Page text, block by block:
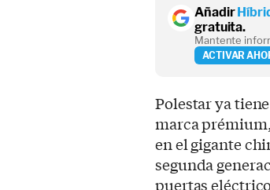
Añadir
gratuita.
Mantente
ACTIVAR
Polestar ya
marca
en el gigante
segunda
puertas